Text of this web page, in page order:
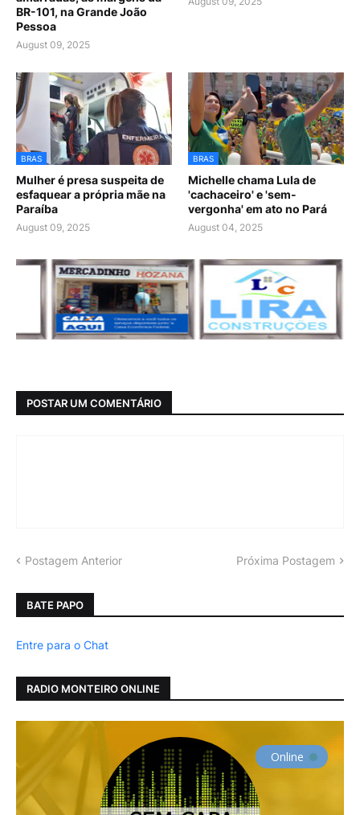
BR-101, na Grande João
Pessoa
August 09, 2025
BRAS
Mulher é presa suspeita de
esfaquear a própria mãe na
Paraíba
August 09, 2025
BRAS
Michelle chama Lula de
'cachaceiro' e 'sem-
vergonha' em ato no Pará
August 04, 2025
POSTAR UM COMENTÁRIO
Postagem Anterior Próxima Postagem
BATE PAPO
Entre para o Chat
RADIO MONTEIRO ONLINE